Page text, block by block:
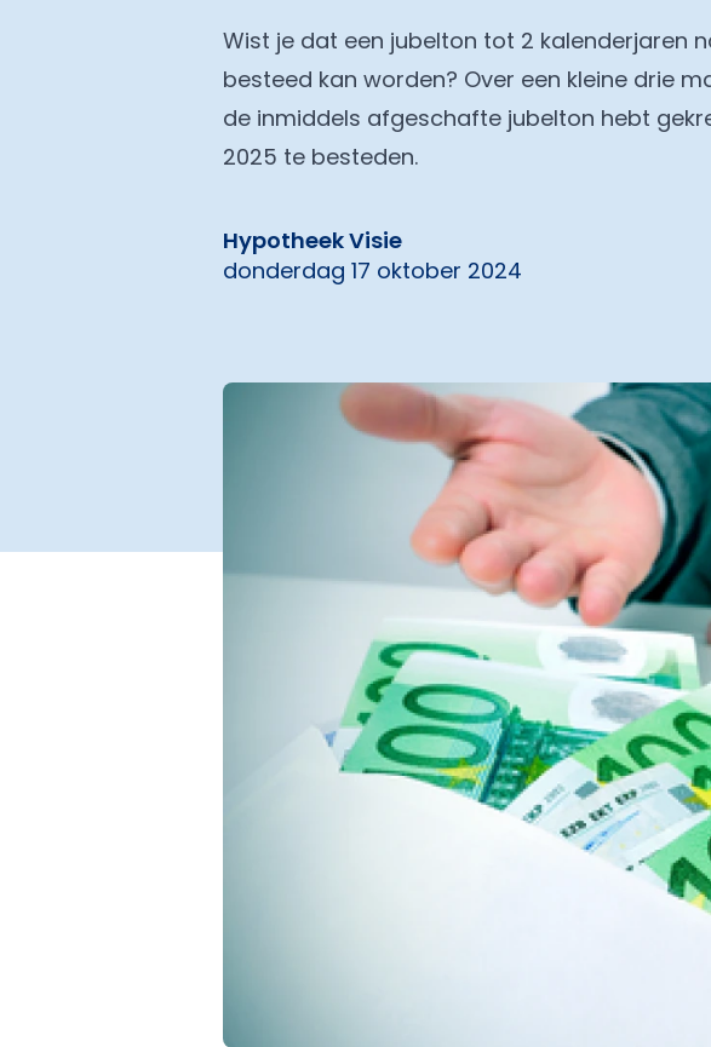
Wist je dat een jubelton tot 2 kalenderjaren
besteed kan worden? Over een kleine drie
de inmiddels afgeschafte jubelton hebt
2025 te besteden.
Hypotheek Visie
donderdag 17 oktober 2024